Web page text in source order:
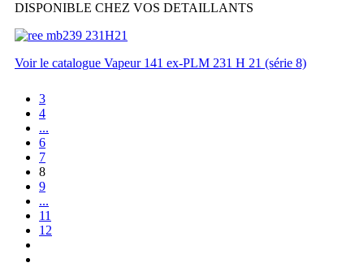
DISPONIBLE CHEZ VOS DETAILLANTS
Voir le catalogue Vapeur 141 ex-PLM 231 H 21 (série 8)
3
4
...
6
7
8
9
...
11
12